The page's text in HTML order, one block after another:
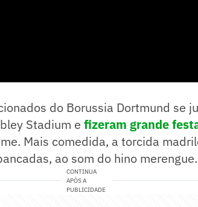
do Borussia Dortmund se
Stadium e fizeram grande
Mais comedida, a torcida
ao som do hino
CONTINUA
APÓS A
PUBLICIDADE